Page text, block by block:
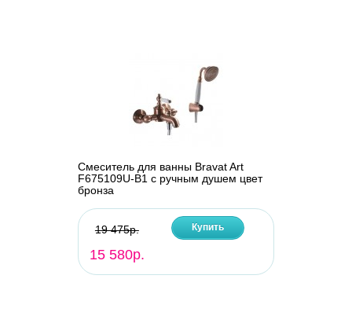
Смеситель для ванны Bravat Art
F675109U-B1 с ручным душем цвет
бронза
19 475р.
15 580р.
Купить